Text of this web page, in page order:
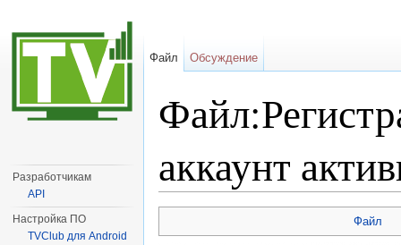
аккаунт
Файл
Файл Обсуждение
Разработчикам
API
Настройка ПО
TVClub для Android